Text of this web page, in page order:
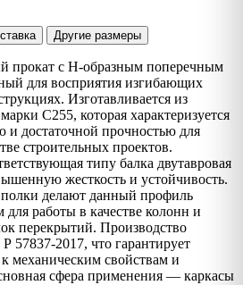
Другие размеры
прокат с Н-образным поперечным
для восприятия изгибающих
Изготавливается из
С255, которая характеризуется
и достаточной прочностью для
строительных проектов.
типу балка двутавровая
жесткость и устойчивость.
делают данный профиль
работы в качестве колонн и
перекрытий. Производство
57837-2017, что гарантирует
механическим свойствам и
сфера применения — каркасы